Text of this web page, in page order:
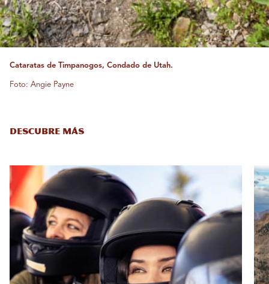
Cataratas de Timpanogos, Condado de Utah.
Foto: Angie Payne
DESCUBRE MÁS